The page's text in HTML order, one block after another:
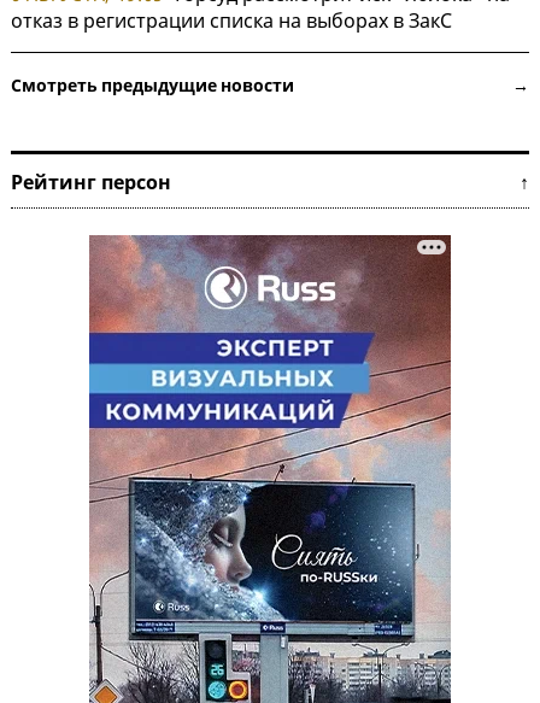
отказ в регистрации списка на выборах в ЗакС
Смотреть предыдущие новости →
Рейтинг персон ↑